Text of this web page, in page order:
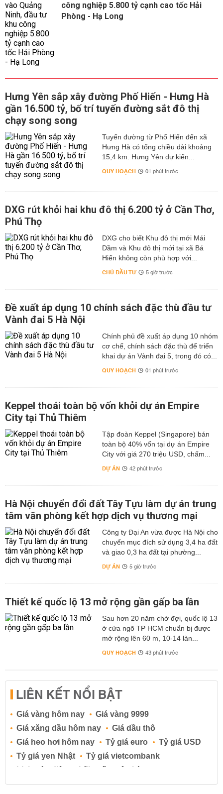
công nghiệp 5.800 tỷ cạnh cao tốc Hải
Phòng - Hạ Long
Hưng Yên sắp xây đường Phố Hiến - Hưng Hà
gần 16.500 tỷ, bố trí tuyến đường sắt đô thị
chạy song song
Tuyến đường từ Phố Hiến đến xã
Hưng Hà có tổng chiều dài khoảng
15,4 km. Hưng Yên dự kiến...
QUY HOẠCH 01 phút trước
DXG rút khỏi hai khu đô thị 6.200 tỷ ở Cần Thơ,
Phú Thọ
DXG cho biết Khu đô thị mới Mái
Dầm và Khu đô thị mới tại xã Bá
Hiến không còn phù hợp với...
CHỦ ĐẦU TƯ 5 giờ trước
Đề xuất áp dụng 10 chính sách đặc thù đầu tư
Vành đai 5 Hà Nội
Chính phủ đề xuất áp dụng 10 nhóm
cơ chế, chính sách đặc thù để triển
khai dự án Vành đai 5, trong đó có...
QUY HOẠCH 01 phút trước
Keppel thoái toàn bộ vốn khỏi dự án Empire
City tại Thủ Thiêm
Tập đoàn Keppel (Singapore) bán
toàn bộ 40% vốn tại dự án Empire
City với giá 270 triệu USD, chấm...
DỰ ÁN 42 phút trước
Hà Nội chuyển đổi đất Tây Tựu làm dự án trung
tâm văn phòng kết hợp dịch vụ thương mại
Công ty Đại An vừa được Hà Nội cho
chuyển mục đích sử dụng 3,4 ha đất
và giao 0,3 ha đất tại phường...
DỰ ÁN 5 giờ trước
Thiết kế quốc lộ 13 mở rộng gần gấp ba lần
Sau hơn 20 năm chờ đợi, quốc lộ 13
ở cửa ngõ TP HCM chuẩn bị được
mở rộng lên 60 m, 10-14 làn...
QUY HOẠCH 43 phút trước
LIÊN KẾT NỔI BẬT
Giá vàng hôm nay
Giá vàng 9999
Giá xăng dầu hôm nay
Giá dầu thô
Giá heo hơi hôm nay
Tỷ giá euro
Tỷ giá USD
Tỷ giá yen Nhật
Tỷ giá vietcombank
Lịch cúp điện
Lãi suất ngân hàng
Lãi suất tiết kiệm
Lãi suất tiền gửi